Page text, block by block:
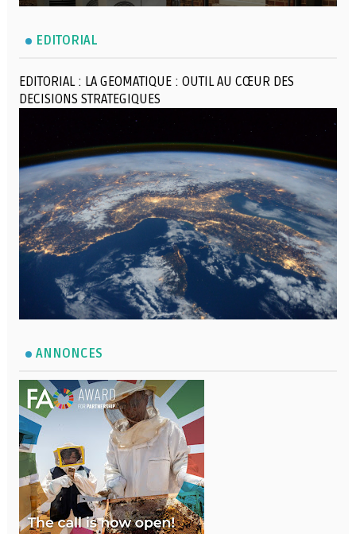
EDITORIAL
EDITORIAL : LA GEOMATIQUE : OUTIL AU CŒUR DES
DECISIONS STRATEGIQUES
ANNONCES